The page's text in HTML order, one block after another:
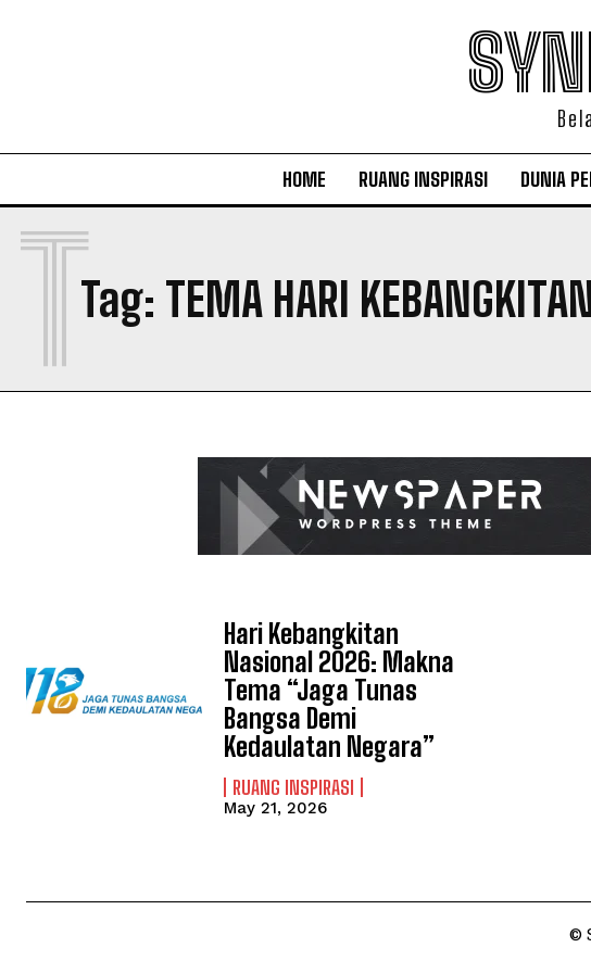
HOME RUANG INSPIRASI DUNIA
Tag: TEMA HARI
T
Hari Kebangkitan
Nasional 2026: Makna
Tema “Jaga Tunas
Bangsa Demi
Kedaulatan Negara”
RUANG INSPIRASI
May 21, 2026
©